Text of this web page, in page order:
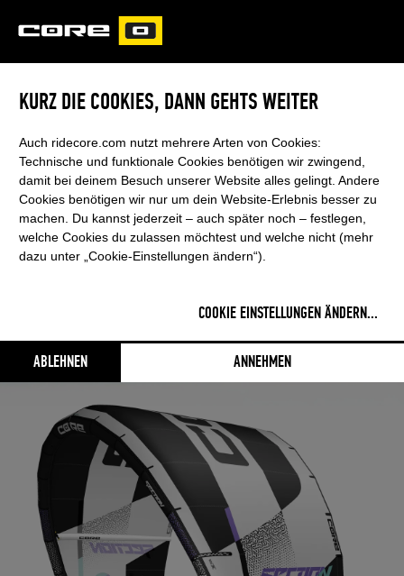
CARVED
KURZ DIE COOKIES, DANN GEHTS WEITER
Auch ridecore.com nutzt mehrere Arten von Cookies:
Technische und funktionale Cookies benötigen wir zwingend,
damit bei deinem Besuch unserer Website alles gelingt. Andere
Cookies benötigen wir nur um dein Website-Erlebnis besser zu
machen. Du kannst jederzeit – auch später noch – festlegen,
welche Cookies du zulassen möchtest und welche nicht (mehr
dazu unter „Cookie-Einstellungen ändern“).
COOKIE EINSTELLUNGEN ÄNDERN...
ABLEHNEN ANNEHMEN